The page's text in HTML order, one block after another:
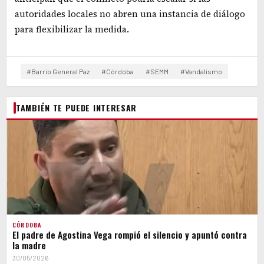
autoridades locales no abren una instancia de diálogo
para flexibilizar la medida.
#Barrio General Paz #Córdoba #SEMM #Vandalismo
TAMBIÉN TE PUEDE INTERESAR
CÓRDOBA
El padre de Agostina Vega rompió el silencio y apuntó contra
la madre
30/05/2026